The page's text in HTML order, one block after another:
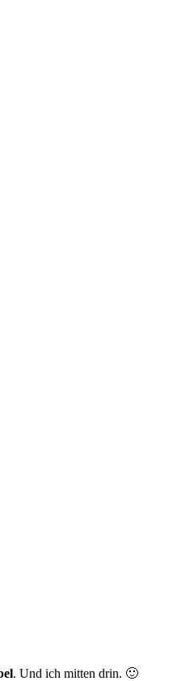
. Und ich mitten drin. 🙂